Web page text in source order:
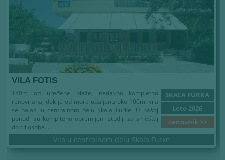
VILA FOTIS
SKALA FURKA
Leto 2026
cenovnik >>
180m od uređene plaže, nedavno kompletno
renovirana, dok je od mora udaljena oko 100m. vila
se nalazi u centralnom delu Skala Furke. U našoj
ponudi su komplteno opremljeni studiji za smeštaj
do tri osobe...
Vila u centralnom delu Skala Furke